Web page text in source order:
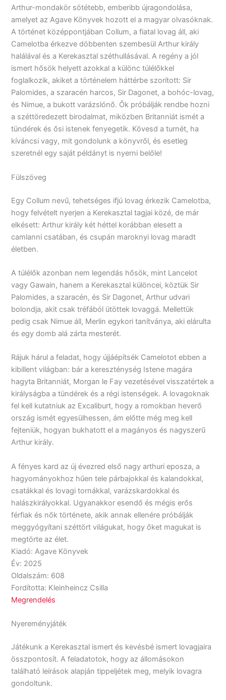
Arthur-mondakör sötétebb, emberibb újragondolása,
amelyet az Agave Könyvek hozott el a magyar olvasóknak.
A történet középpontjában Collum, a fiatal lovag áll, aki
Camelotba érkezve döbbenten szembesül Arthur király
halálával és a Kerekasztal széthullásával. A regény a jól
ismert hősök helyett azokkal a különc túlélőkkel
foglalkozik, akiket a történelem háttérbe szorított: Sir
Palomides, a szaracén harcos, Sir Dagonet, a bohóc-lovag,
és Nimue, a bukott varázslónő. Ők próbálják rendbe hozni
a széttöredezett birodalmat, miközben Britanniát ismét a
tündérek és ősi istenek fenyegetik. Kövesd a turnét, ha
kíváncsi vagy, mit gondolunk a könyvről, és esetleg
szeretnél egy saját példányt is nyerni belőle!
Fülszöveg
Egy ​Collum nevű, tehetséges ifjú lovag érkezik Camelotba,
hogy felvételt nyerjen a Kerekasztal tagjai közé, de már
elkésett: Arthur király két héttel korábban elesett a
camlanni csatában, és csupán maroknyi lovag maradt
életben.
A túlélők azonban nem legendás hősök, mint Lancelot
vagy Gawain, hanem a Kerekasztal különcei, köztük Sir
Palomides, a szaracén, és Sir Dagonet, Arthur udvari
bolondja, akit csak tréfából ütöttek lovaggá. Mellettük
pedig csak Nimue áll, Merlin egykori tanítványa, aki elárulta
és egy domb alá zárta mesterét.
Rájuk hárul a feladat, hogy újjáépítsék Camelotot ebben a
kibillent világban: bár a kereszténység Istene magára
hagyta Britanniát, Morgan le Fay vezetésével visszatértek a
királyságba a tündérek és a régi istenségek. A lovagoknak
fel kell kutatniuk az Excaliburt, hogy a romokban heverő
ország ismét egyesülhessen, ám előtte még meg kell
fejteniük, hogyan bukhatott el a magányos és nagyszerű
Arthur király.
A fényes kard az új évezred első nagy arthuri eposza, a
hagyományokhoz hűen tele párbajokkal és kalandokkal,
csatákkal és lovagi tornákkal, varázskardokkal és
halászkirályokkal. Ugyanakkor esendő és mégis erős
férfiak és nők története, akik annak ellenére próbálják
meggyógyítani széttört világukat, hogy őket magukat is
megtörte az élet.
Kiadó: Agave Könyvek
Év: 2025
Oldalszám: 608
Fordította: Kleinheincz Csilla
Megrendelés
Nyereményjáték
Játékunk a Kerekasztal ismert és kevésbé ismert lovagjaira
összpontosít. A feladatotok, hogy az állomásokon
található leírások alapján tippeljétek meg, melyik lovagra
gondoltunk.